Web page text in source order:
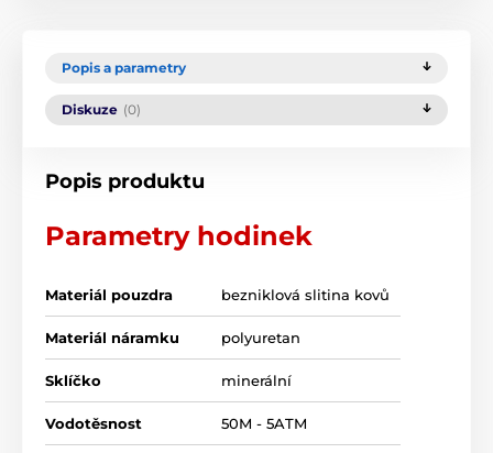
Popis a parametry
Diskuze (0)
Popis produktu
Parametry hodinek
Materiál pouzdra bezniklová slitina kovů
Materiál náramku polyuretan
Sklíčko minerální
Vodotěsnost 50M - 5ATM